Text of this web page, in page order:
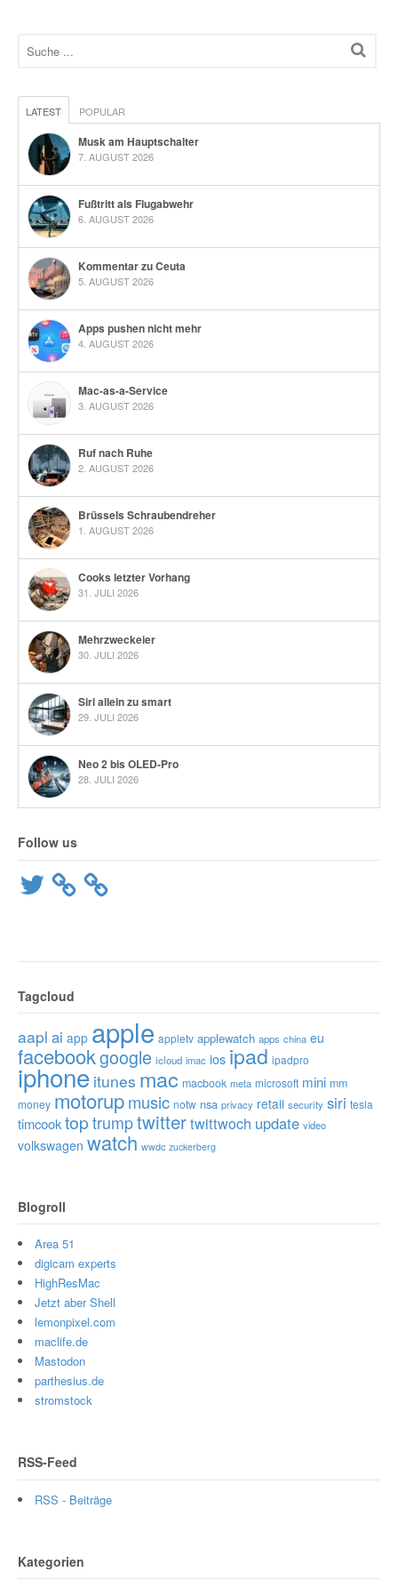
LATEST POPULAR
Musk am Hauptschalter
7. AUGUST 2026
Fußtritt als Flugabwehr
6. AUGUST 2026
Kommentar zu Ceuta
5. AUGUST 2026
Apps pushen nicht mehr
4. AUGUST 2026
Mac-as-a-Service
3. AUGUST 2026
Ruf nach Ruhe
2. AUGUST 2026
Brüssels Schraubendreher
1. AUGUST 2026
Cooks letzter Vorhang
31. JULI 2026
Mehrzweckeier
30. JULI 2026
Siri allein zu smart
29. JULI 2026
Neo 2 bis OLED-Pro
28. JULI 2026
Follow us
Twitter
Tagcloud
aapl ai app apple appletv applewatch apps china eu
facebookgoogle icloud imac ios ipad ipadpro
iphone itunes mac macbook meta microsoft mini mm
money motorupmusic notw nsa privacy retail security siri tesla
timcooktop trumptwittertwittwoch update video
volkswagen watch wwdc zuckerberg
Blogroll
Area 51
digicam experts
HighResMac
Jetzt aber Shell
lemonpixel.com
maclife.de
Mastodon
parthesius.de
stromstock
RSS-Feed
RSS - Beiträge
Kategorien